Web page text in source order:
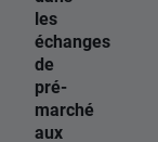
les
échanges
de
pré-
marché
aux